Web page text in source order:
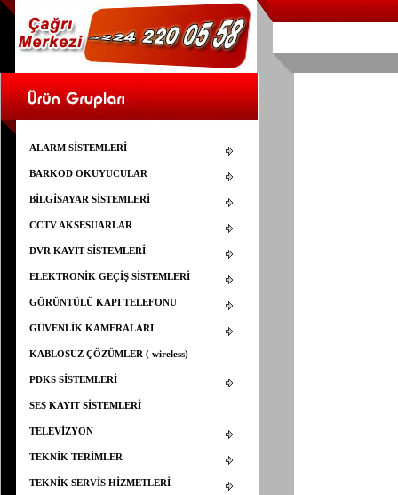
ALARM SİSTEMLERİ
BARKOD OKUYUCULAR
BİLGİSAYAR SİSTEMLERİ
CCTV AKSESUARLAR
DVR KAYIT SİSTEMLERİ
ELEKTRONİK GEÇİŞ SİSTEMLERİ
GÖRÜNTÜLÜ KAPI TELEFONU
GÜVENLİK KAMERALARI
KABLOSUZ ÇÖZÜMLER ( wireless)
PDKS SİSTEMLERİ
SES KAYIT SİSTEMLERİ
TELEVİZYON
TEKNİK TERİMLER
TEKNİK SERVİS HİZMETLERİ